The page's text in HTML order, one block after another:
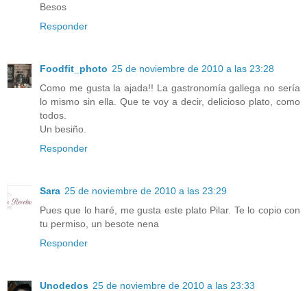
Besos
Responder
Foodfit_photo 25 de noviembre de 2010 a las 23:28
Como me gusta la ajada!! La gastronomía gallega no sería
lo mismo sin ella. Que te voy a decir, delicioso plato, como
todos.
Un besiño.
Responder
Sara 25 de noviembre de 2010 a las 23:29
Pues que lo haré, me gusta este plato Pilar. Te lo copio con
tu permiso, un besote nena
Responder
Unodedos 25 de noviembre de 2010 a las 23:33